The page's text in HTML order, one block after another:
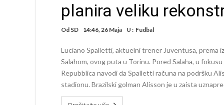
Deco nije posjetio Madrid samo
Kapiten slavnog kluba ubijen u
GROM USMRTIO FUDBALERA:
Mediji u Španiji konačno
planira veliku
Od SD 14:46, 26 Maja U : Fudbal
Luciano Spalletti, aktuelni trener Juventusa, prema
Salahom, ovog puta u Torinu. Pored Salaha, u
Repubblica navodi da Spalletti računa na podršku
stadionu. Brazilski golman Alisson je u zaista